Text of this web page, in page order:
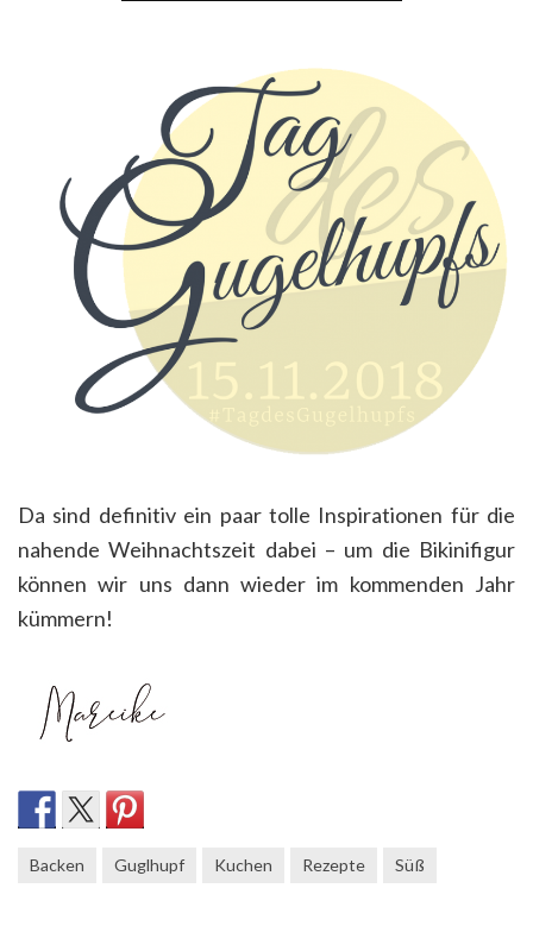
Da sind definitiv ein paar tolle Inspirationen für die
nahende Weihnachtszeit dabei – um die Bikinifigur
können wir uns dann wieder im kommenden Jahr
kümmern!
Backen Guglhupf Kuchen Rezepte Süß